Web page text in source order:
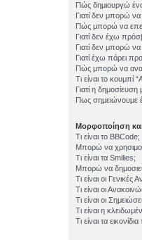
Πώς δημιουργώ
Γιατί δεν μπορώ
Πώς μπορώ να
Γιατί δεν έχω
Γιατί δεν μπορώ
Γιατί έχω πάρει
Πώς μπορώ να
Τι είναι το
Γιατί η δημοσίευση
Πως σημειώνουμε
Μορφοποίηση
Τι είναι το BBCode;
Μπορώ να
Τι είναι τα Smilies;
Μπορώ να
Τι είναι οι Γενικές
Τι είναι οι
Τι είναι οι
Τι είναι η
Τι είναι τα